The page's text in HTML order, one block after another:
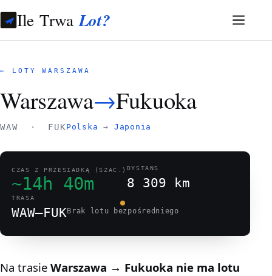
Ile TrwaLot?
← LOTY WARSZAWA
Warszawa→Fukuoka
WAW · FUK Polska → Japonia
CZAS Z PRZESIADKĄ (SZAC.)
~14h 40m
DYSTANS
8 309 km
TRASA
WAW–FUKBrak lotu bezpośredniego
Na trasie Warszawa → Fukuoka nie ma lotu